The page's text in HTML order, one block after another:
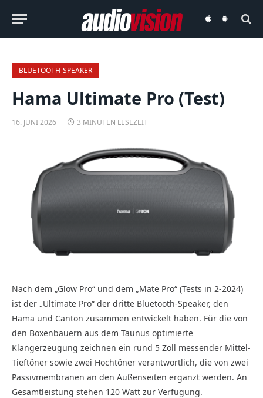
audiovisionaudiovision
BLUETOOTH-SPEAKER
Hama Ultimate Pro (Test)
16. JUNI 2026 3 MINUTEN LESEZEIT
Nach dem „Glow Pro“ und dem „Mate Pro“ (Tests in 2-2024)
ist der „Ultimate Pro“ der dritte Bluetooth-Speaker, den
Hama und Canton zusammen entwickelt haben. Für die von
den Boxenbauern aus dem Taunus optimierte
Klangerzeugung zeichnen ein rund 5 Zoll messender Mittel-
Tieftöner sowie zwei Hochtöner verantwortlich, die von zwei
Passivmembranen an den Außenseiten ergänzt werden. An
Gesamtleistung stehen 120 Watt zur Verfügung.